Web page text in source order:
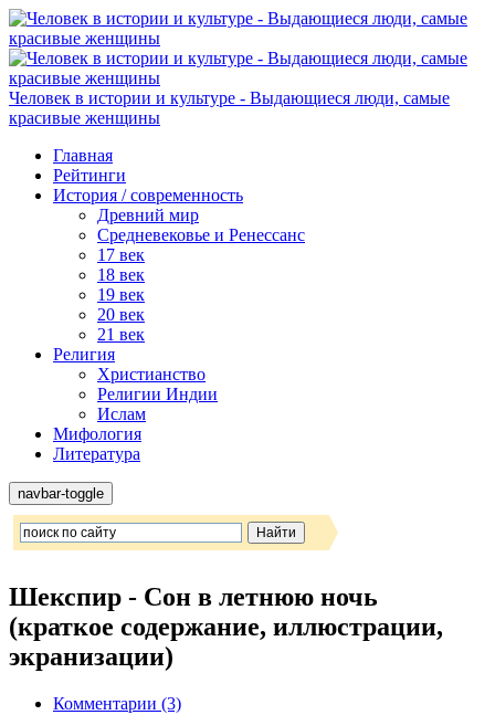
Человек в истории и культуре - Выдающиеся люди, самые
красивые женщины
Главная
Рейтинги
История / современность
Древний мир
Средневековье и Ренессанс
17 век
18 век
19 век
20 век
21 век
Религия
Христианство
Религии Индии
Ислам
Мифология
Литература
navbar-toggle
Шекспир - Сон в летнюю ночь
(краткое содержание, иллюстрации,
экранизации)
Комментарии (3)